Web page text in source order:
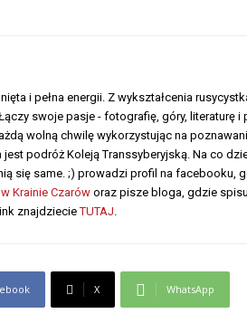
i pełna energii. Z wykształcenia
swoje pasje - fotografię, góry, literaturę i
wolną chwilę wykorzystując na
podróż Koleją Transsyberyjską. Na co
się same. ;) prowadzi profil na facebooku,
Krainie Czarów oraz pisze bloga, gdzie
znajdziecieTUTAJ.
X WhatsApp